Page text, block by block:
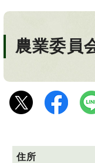
農業委員
住所